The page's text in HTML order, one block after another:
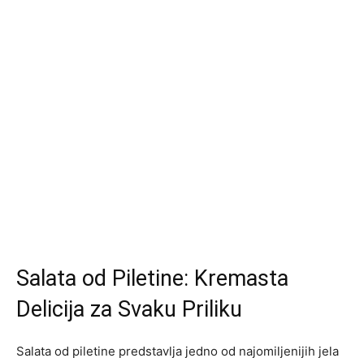
Salata od Piletine: Kremasta
Delicija za Svaku Priliku
Salata od piletine predstavlja jedno od najomiljenijih jela